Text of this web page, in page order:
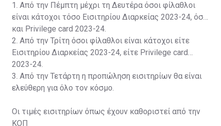
1. Από την Πέμπτη μέχρι τη Δευτέρα όσοι φίλαθλοι
είναι κάτοχοι τόσο Εισιτηρίου Διαρκείας 2023-24, όσο
και Privilege card 2023-24.
2. Από την Τρίτη όσοι φίλαθλοι είναι κάτοχοι είτε
Εισιτηρίου Διαρκείας 2023-24, είτε Privilege card
2023-24.
3. Από την Τετάρτη η προπώληση εισιτηρίων θα είναι
ελεύθερη για όλο τον κόσμο.
Οι τιμές εισιτηρίων όπως έχουν καθοριστεί από την
ΚΟΠ